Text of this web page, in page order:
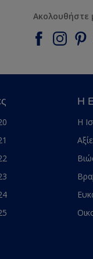
Ακολουθήστε
Η
Η